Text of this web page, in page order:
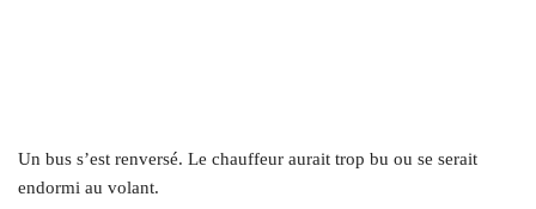
Un bus s’est renversé. Le chauffeur aurait trop bu ou se serait
endormi au volant.